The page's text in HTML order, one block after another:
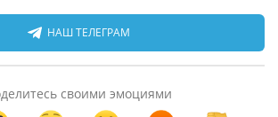
НАШ ТЕЛЕГРАМ
своими эмоциями